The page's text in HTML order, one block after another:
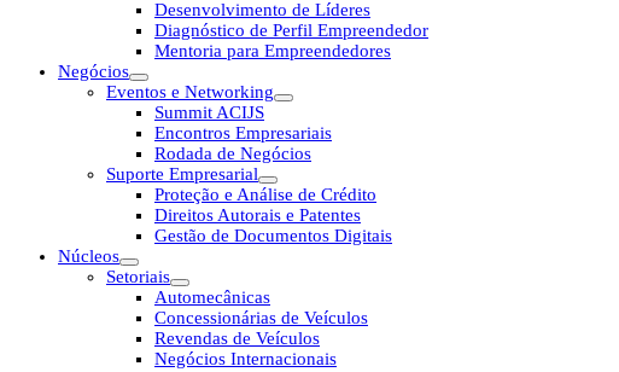
Desenvolvimento de Líderes
Diagnóstico de Perfil Empreendedor
Mentoria para Empreendedores
Negócios
Eventos e Networking
Summit ACIJS
Encontros Empresariais
Rodada de Negócios
Suporte Empresarial
Proteção e Análise de Crédito
Direitos Autorais e Patentes
Gestão de Documentos Digitais
Núcleos
Setoriais
Automecânicas
Concessionárias de Veículos
Revendas de Veículos
Negócios Internacionais